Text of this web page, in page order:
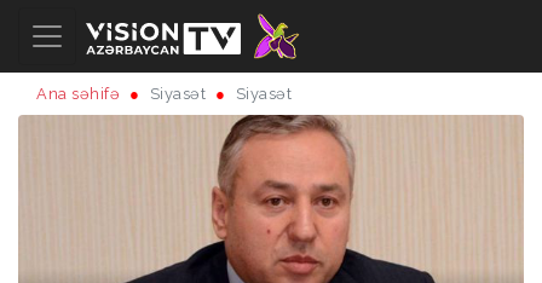
Ana səhifə Siyasət Siyasət